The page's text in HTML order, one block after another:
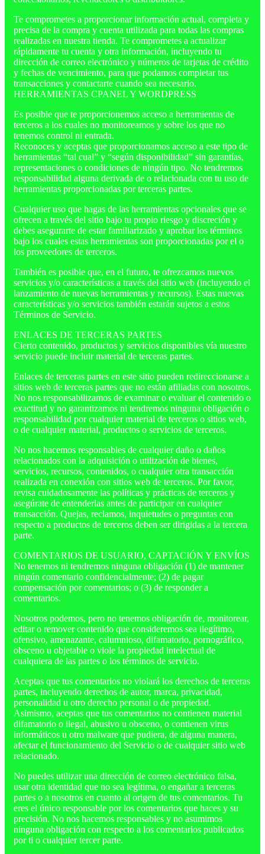
Te comprometes a proporcionar información actual, completa y
precisa de la compra y cuenta utilizada para todas las compras
realizadas en nuestra tienda. Te comprometes a actualizar
rápidamente tu cuenta y otra información, incluyendo tu
dirección de correo electrónico y números de tarjetas de crédito
y fechas de vencimiento, para que podamos completar tus
transacciones y contactarte cuando sea necesario.
HERRAMIENTAS CPANEL Y WORDPRESS
Es posible que te proporcionemos acceso a herramientas de
terceros a los cuales no monitoreamos y sobre los que no
tenemos control ni entrada.
Reconoces y aceptas que proporcionamos acceso a este tipo de
herramientas “tal cual” y “según disponibilidad” sin garantías,
representaciones o condiciones de ningún tipo. No tendremos
responsabilidad alguna derivada de o relacionada con tu uso de
herramientas proporcionadas por terceras partes.
Cualquier uso que hagas de las herramientas opcionales que se
ofrecen a través del sitio bajo tu propio riesgo y discreción y
debes asegurarte de estar familiarizado y aprobar los términos
bajo los cuales estas herramientas son proporcionadas por el o
los proveedores de terceros.
También es posible que, en el futuro, te ofrezcamos nuevos
servicios y/o características a través del sitio web (incluyendo el
lanzamiento de nuevas herramientas y recursos). Estas nuevas
características y/o servicios también estarán sujetos a estos
Términos de Servicio.
ENLACES DE TERCERAS PARTES
Cierto contenido, productos y servicios disponibles vía nuestro
servicio puede incluir material de terceras partes.
Enlaces de terceras partes en este sitio pueden redireccionarse a
sitios web de terceras partes que no están afiliadas con nosotros.
No nos responsabilizamos de examinar o evaluar el contenido o
exactitud y no garantizamos ni tendremos ninguna obligación o
responsabilidad por cualquier material de terceros o sitios web,
o de cualquier material, productos o servicios de terceros.
No nos hacemos responsables de cualquier daño o daños
relacionados con la adquisición o utilización de bienes,
servicios, recursos, contenidos, o cualquier otra transacción
realizada en conexión con sitios web de terceros. Por favor,
revisa cuidadosamente las políticas y prácticas de terceros y
asegúrate de entenderlas antes de participar en cualquier
transacción. Quejas, reclamos, inquietudes o preguntas con
respecto a productos de terceros deben ser dirigidas a la tercera
parte.
COMENTARIOS DE USUARIO, CAPTACIÓN Y ENVÍOS
No tenemos ni tendremos ninguna obligación (1) de mantener
ningún comentario confidencialmente; (2) de pagar
compensación por comentarios; o (3) de responder a
comentarios.
Nosotros podemos, pero no tenemos obligación de, monitorear,
editar o remover contenido que consideremos sea ilegítimo,
ofensivo, amenazante, calumnioso, difamatorio, pornográfico,
obsceno u objetable o viole la propiedad intelectual de
cualquiera de las partes o los términos de servicio.
Aceptas que tus comentarios no violará los derechos de terceras
partes, incluyendo derechos de autor, marca, privacidad,
personalidad u otro derecho personal o de propiedad.
Asimismo, aceptas que tus comentarios no contienen material
difamatorio o ilegal, abusivo u obsceno, o contienen virus
informáticos u otro malware que pudiera, de alguna manera,
afectar el funcionamiento del Servicio o de cualquier sitio web
relacionado.
No puedes utilizar una dirección de correo electrónico falsa,
usar otra identidad que no sea legítima, o engañar a terceras
partes o a nosotros en cuanto al origen de tus comentarios. Tu
eres el único responsable por los comentarios que haces y su
precisión. No nos hacemos responsables y no asumimos
ninguna obligación con respecto a los comentarios publicados
por ti o cualquier tercer parte.